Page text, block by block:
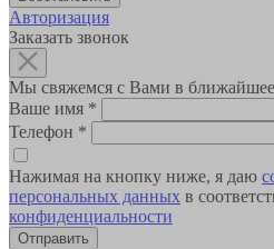
Авторизация
Заказать звонок
Мы свяжемся с Вами в
Ваше имя *
Телефон *
Нажимая на кнопку ниже, я даю
персональных данных в
конфиденциальности